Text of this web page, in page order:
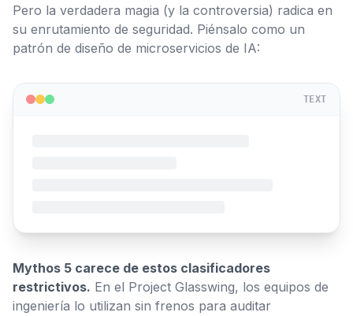
Pero la verdadera magia (y la controversia) radica en
su enrutamiento de seguridad. Piénsalo como un
patrón de diseño de microservicios de IA:
TEXT
Mythos 5 carece de estos clasificadores
restrictivos. En el Project Glasswing, los equipos de
ingeniería lo utilizan sin frenos para auditar